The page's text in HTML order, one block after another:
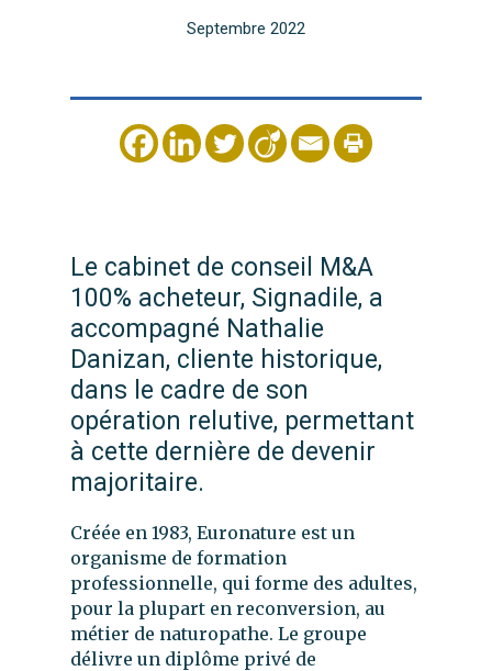
Septembre 2022
Le cabinet de conseil M&A
100% acheteur, Signadile, a
accompagné Nathalie
Danizan, cliente historique,
dans le cadre de son
opération relutive, permettant
à cette dernière de devenir
majoritaire.
Créée en 1983, Euronature est un
organisme de formation
professionnelle, qui forme des adultes,
pour la plupart en reconversion, au
métier de naturopathe. Le groupe
délivre un diplôme privé de